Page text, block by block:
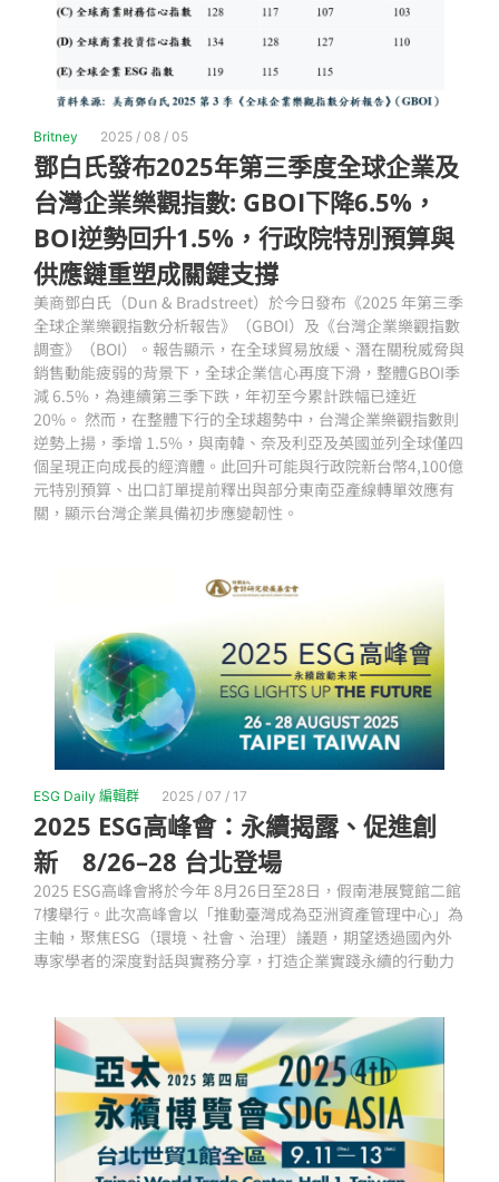
Britney 2025 / 08 / 05
鄧白氏發布2025年第三季度全球企業及
台灣企業樂觀指數: GBOI下降6.5%，
BOI逆勢回升1.5%，行政院特別預算與
供應鏈重塑成關鍵支撐
美商鄧白氏（Dun & Bradstreet）於今日發布《2025 年第三季
全球企業樂觀指數分析報告》（GBOI）及《台灣企業樂觀指數
調查》（BOI）。報告顯示，在全球貿易放緩、潛在關稅威脅與
銷售動能疲弱的背景下，全球企業信心再度下滑，整體GBOI季
減 6.5%，為連續第三季下跌，年初至今累計跌幅已達近
20%。 然而，在整體下行的全球趨勢中，台灣企業樂觀指數則
逆勢上揚，季增 1.5%，與南韓、奈及利亞及英國並列全球僅四
個呈現正向成長的經濟體。此回升可能與行政院新台幣4,100億
元特別預算、出口訂單提前釋出與部分東南亞產線轉單效應有
關，顯示台灣企業具備初步應變韌性。
ESG Daily 編輯群 2025 / 07 / 17
2025 ESG高峰會：永續揭露、促進創
新 8/26–28 台北登場
2025 ESG高峰會將於今年 8月26日至28日，假南港展覽館二館
7樓舉行。此次高峰會以「推動臺灣成為亞洲資產管理中心」為
主軸，聚焦ESG（環境、社會、治理）議題，期望透過國內外
專家學者的深度對話與實務分享，打造企業實踐永續的行動力